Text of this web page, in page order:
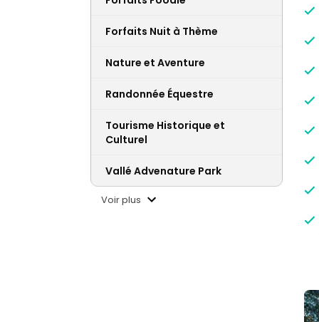
Forfaits Nuit à Thème
Nature et Aventure
Randonnée Équestre
Tourisme Historique et
Culturel
Vallé Advenature Park
Voir plus